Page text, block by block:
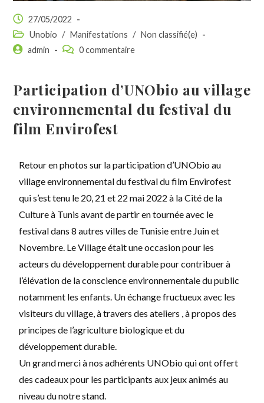
27/05/2022
Unobio / Manifestations / Non classifié(e)
admin
0 commentaire
Participation d’UNObio au village
environnemental du festival du
film Envirofest
Retour en photos sur la participation d’UNObio au
village environnemental du festival du film Envirofest
qui s’est tenu le 20, 21 et 22 mai 2022 à la Cité de la
Culture à Tunis avant de partir en tournée avec le
festival dans 8 autres villes de Tunisie entre Juin et
Novembre. Le Village était une occasion pour les
acteurs du développement durable pour contribuer à
l’élévation de la conscience environnementale du public
notamment les enfants. Un échange fructueux avec les
visiteurs du village, à travers des ateliers , à propos des
principes de l’agriculture biologique et du
développement durable.
Un grand merci à nos adhérents UNObio qui ont offert
des cadeaux pour les participants aux jeux animés au
niveau du notre stand.